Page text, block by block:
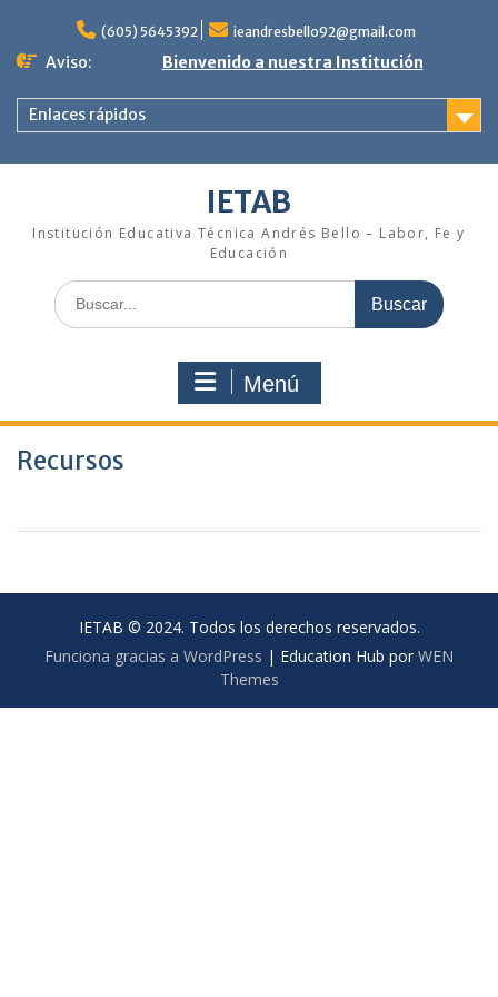
contenido
(605) 5645392 ieandresbello92@gmail.com
Aviso: Bienvenido a nuestra Institución
Enlaces rápidos
IETAB
Institución Educativa Técnica Andrés Bello – Labor, Fe y
Educación
Buscar:
Menú
Recursos
IETAB © 2024. Todos los derechos reservados.
Funciona gracias a WordPress | Education Hub por WEN
Themes